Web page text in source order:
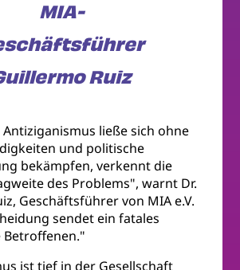
MIA-
Ruiz
ließe sich ohne
und politische
bekämpfen, verkennt die
des Problems", warnt Dr.
Geschäftsführer von MIA e.V.
sendet ein fatales
Betroffenen."
ist tief in der Gesellschaft